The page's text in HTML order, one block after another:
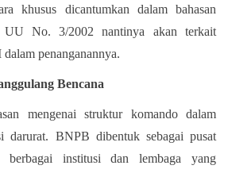
khusus dicantumkan dalam bahasan
UU No. 3/2002 nantinya akan terkait
penanganannya.
Bencana
mengenai struktur komando dalam
darurat. BNPB dibentuk sebagai pusat
berbagai institusi dan lembaga yang